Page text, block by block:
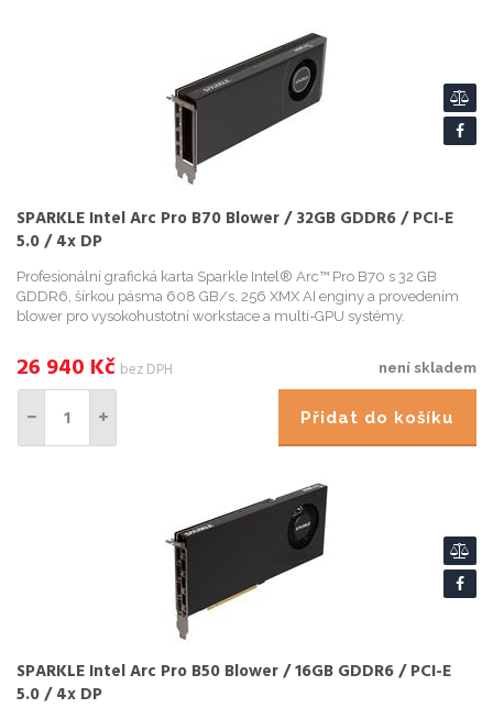
SPARKLE Intel Arc Pro B70 Blower / 32GB GDDR6 / PCI-E
5.0 / 4x DP
Profesionální grafická karta Sparkle Intel® Arc™ Pro B70 s 32 GB
GDDR6, šírkou pásma 608 GB/s, 256 XMX AI enginy a provedením
blower pro vysokohustotní workstace a multi-GPU systémy.
není skladem
26 940 Kč bez DPH
Přidat do košíku
SPARKLE Intel Arc Pro B50 Blower / 16GB GDDR6 / PCI-E
5.0 / 4x DP